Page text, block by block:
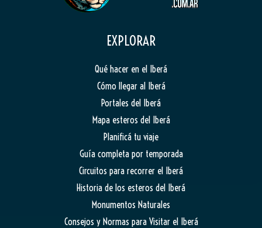
EXPLORAR
Qué hacer en el Iberá
Cómo llegar al Iberá
Portales del Iberá
Mapa esteros del Iberá
Planificá tu viaje
Guía completa por temporada
Circuitos para recorrer el Iberá
Historia de los esteros del Iberá
Monumentos Naturales
Consejos y Normas para Visitar el Iberá